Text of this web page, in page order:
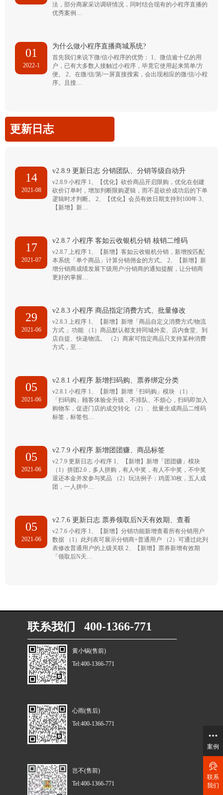
法，部分商家采访调研情况，同时结合现有的小程序直播的
优秀案例…
01
2022-1
为什么做小程序直播商城系统?
首先我们来说下微/信小程序的优势： 1、微信逾十亿的用
户，已有大多数人接触过小程序，毕竟它使用起来简单/方
便。 2、在微/信/第/一屏直接搜索，会出现相应的微/信/小程
序。且搜…
更新日志
14
2021-08
v2.8.9 更新日志 分销团队、分销等级自动升
v2.8.9 小程序 1、【优化】砍价商品开启限购，优化在创建
砍价订单时，增加判断限购逻辑，而不是砍价成功后的下单
逻辑时才判断。 2、【优化】会员有效日期支持到100年 3、
【新增】新…
17
2021-07
v2.8.7 小程序 客如云收银机分销 核销二维码
v2.8.7 上程序 1、【新增】客如云收银机分销，新增按匹配
本系统「单个商品」计算分销佣金的方式。 2、【新增】新
增分销商成绩发展下级用户/分销商的通知提醒，让分销商
更好的掌握…
29
2021-06
v2.8.3 小程序 商品指定消费方式、批量修改
v2.8.3 上程序 1、【新增】新增「商品自定义消费方式/物流
方式 」功能 （1）商品默认都支持同城外卖、店内食堂、到
店自提、快递物流。 （2）商家可指定商品只支持某种消费
方式，至…
05
2021-06
v2.8.1 小程序 新增扫码购、票券绑定分类
v2.8.1 小程序 1、【新增】新增「扫码购」模块 （1）、
「扫码购」顾客体验全升级，不排队、不烦心，扫码即加入
购物车，促进门店的成交转化 （2）、批量生成商品二维码
标签，标签包…
05
2021-06
v2.7.9 小程序 新增团团赚、商品标签
v2.7.9 更新日志 小程序 1、【新增】新增「团团赚」模块
（1）拼团2.0，多人拼购，有人中奖，有人不中奖，不中奖
退还本金并发参与奖品 （2）玩法例子：鸡蛋30枚，五人成
团，一人拼中…
05
2021-06
v2.7.6 更新日志 票券领取后N天有效期、查看
v2.7.6 小程序 1、【新增】分销功能新增查看所有分销用户
数据 （1）此列表可展示分销商+普通用户 （2）可通过此列
表修改普通用户的上级关联 2、【新增】票券新增有效期
「领取后N天…
联系我们 400-1366-771
黄小锅(售前)
Tel:400-1366-771
心雨(售后)
Tel:400-1366-771
岂不(售前)
Tel:400-1366-771
案例
联系
我们